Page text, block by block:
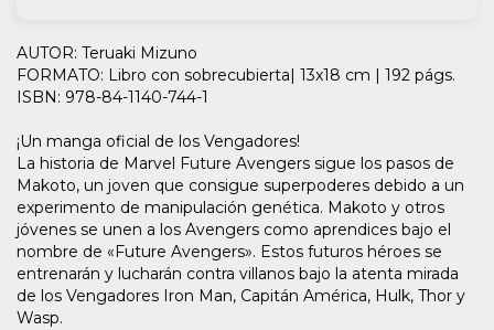
AUTOR: Teruaki Mizuno
FORMATO: Libro con sobrecubierta| 13x18 cm | 192 págs.
ISBN: 978-84-1140-744-1
¡Un manga oficial de los Vengadores!
La historia de Marvel Future Avengers sigue los pasos de
Makoto, un joven que consigue superpoderes debido a un
experimento de manipulación genética. Makoto y otros
jóvenes se unen a los Avengers como aprendices bajo el
nombre de «Future Avengers». Estos futuros héroes se
entrenarán y lucharán contra villanos bajo la atenta mirada
de los Vengadores Iron Man, Capitán América, Hulk, Thor y
Wasp.